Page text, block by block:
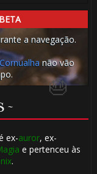
a navegação.
não vão
~
ex-auror, ex-
e pertenceu às
.